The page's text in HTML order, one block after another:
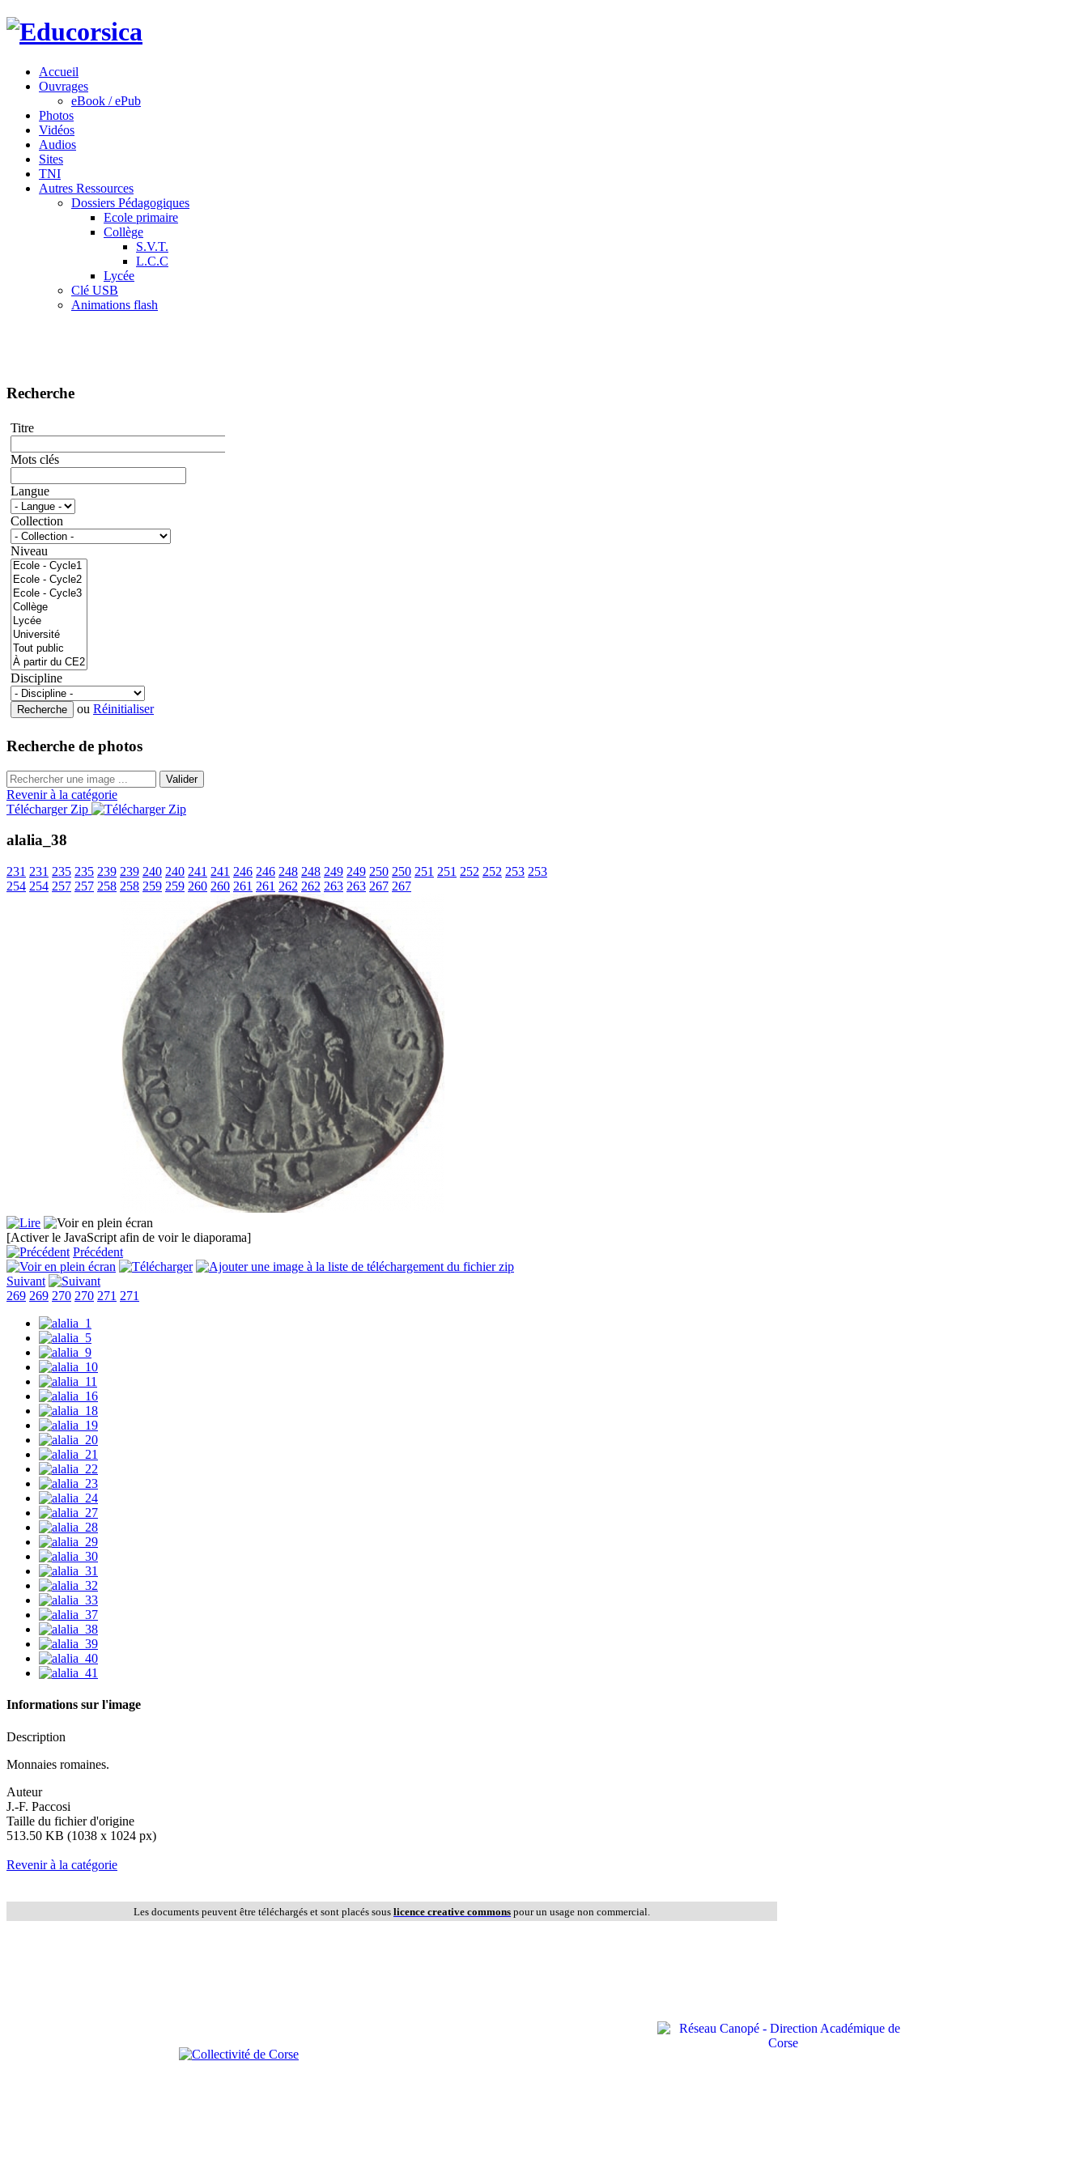
Accueil
Ouvrages
eBook / ePub
Photos
Vidéos
Audios
Sites
TNI
Autres Ressources
Dossiers Pédagogiques
Ecole primaire
Collège
S.V.T.
L.C.C
Lycée
Clé USB
Animations flash
Recherche
Titre
Mots clés
Langue
Collection
Niveau
Discipline
ou Réinitialiser
Recherche de photos
Valider
Revenir à la catégorie
Télécharger Zip
alalia_38
231 231 235 235 239 239 240 240 241 241 246 246 248 248 249 249 250 250 251 251 252 252 253 253
254 254 257 257 258 258 259 259 260 260 261 261 262 262 263 263 267 267
[Activer le JavaScript afin de voir le diaporama]
Précédent
Suivant
269 269 270 270 271 271
Informations sur l'image
Description
Monnaies romaines.
Auteur
J.-F. Paccosi
Taille du fichier d'origine
513.50 KB (1038 x 1024 px)
Revenir à la catégorie
Les documents peuvent être téléchargés et sont placés sous licence creative commons pour un usage non commercial.